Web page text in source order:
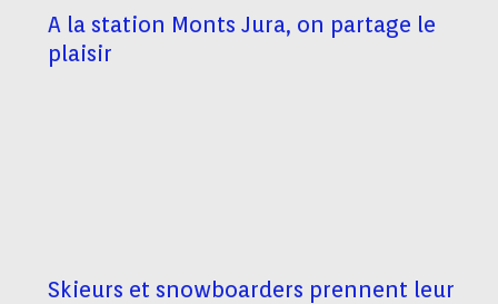
A la station Monts Jura, on partage le
plaisir
Skieurs et snowboarders prennent leur